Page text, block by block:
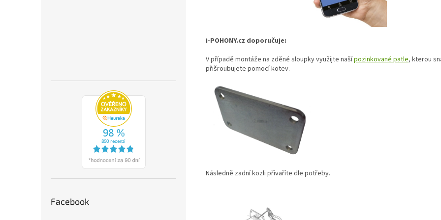
Facebook
i-POHONY.cz doporučuje:
V případě montáže na zděné sloupky využijte našípozinkované patle, kterou
přišroubujete pomocí kotev.
Následně zadní kozli přivaříte dle potřeby.